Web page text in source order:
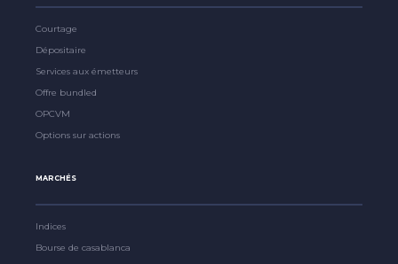
Courtage
Dépositaire
Services aux émetteurs
Offre bundled
OPCVM
Options sur actions
MARCHÉS
Indices
Bourse de casablanca